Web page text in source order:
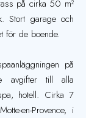
på cirka 50 m²
Stort garage och
för de boende.
på
avgifter till alla
hotell. Cirka 7
en-Provence, i